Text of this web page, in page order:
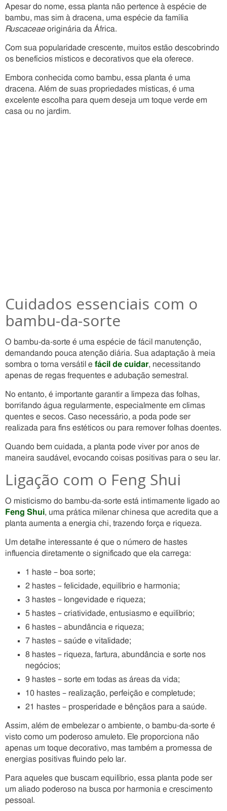
Apesar do nome, essa planta não pertence à espécie de
bambu, mas sim à dracena, uma espécie da família
Ruscaceaeoriginária da África.
Com sua popularidade crescente, muitos estão descobrindo
os benefícios místicos e decorativos que ela oferece.
Embora conhecida como bambu, essa planta é uma
dracena. Além de suas propriedades místicas, é uma
excelente escolha para quem deseja um toque verde em
casa ou no jardim.
Cuidados essenciais com o
bambu-da-sorte
O bambu-da-sorte é uma espécie de fácil manutenção,
demandando pouca atenção diária. Sua adaptação à meia
sombra o torna versátil e fácil de cuidar, necessitando
apenas de regas frequentes e adubação semestral.
No entanto, é importante garantir a limpeza das folhas,
borrifando água regularmente, especialmente em climas
quentes e secos. Caso necessário, a poda pode ser
realizada para fins estéticos ou para remover folhas doentes.
Quando bem cuidada, a planta pode viver por anos de
maneira saudável, evocando coisas positivas para o seu lar.
Ligação com o Feng Shui
O misticismo do bambu-da-sorte está intimamente ligado ao
Feng Shui, uma prática milenar chinesa que acredita que a
planta aumenta a energia chi, trazendo força e riqueza.
Um detalhe interessante é que o número de hastes
influencia diretamente o significado que ela carrega:
1 haste – boa sorte;
2 hastes – felicidade, equilíbrio e harmonia;
3 hastes – longevidade e riqueza;
5 hastes – criatividade, entusiasmo e equilíbrio;
6 hastes – abundância e riqueza;
7 hastes – saúde e vitalidade;
8 hastes – riqueza, fartura, abundância e sorte nos
negócios;
9 hastes – sorte em todas as áreas da vida;
10 hastes – realização, perfeição e completude;
21 hastes – prosperidade e bênçãos para a saúde.
Assim, além de embelezar o ambiente, o bambu-da-sorte é
visto como um poderoso amuleto. Ele proporciona não
apenas um toque decorativo, mas também a promessa de
energias positivas fluindo pelo lar.
Para aqueles que buscam equilíbrio, essa planta pode ser
um aliado poderoso na busca por harmonia e crescimento
pessoal.